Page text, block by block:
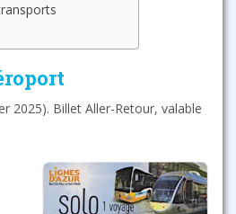
2025). Billet Aller-Retour, valable